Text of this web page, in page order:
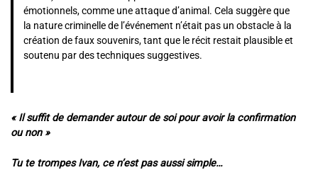
émotionnels, comme une attaque d’animal. Cela suggère que
la nature criminelle de l’événement n’était pas un obstacle à la
création de faux souvenirs, tant que le récit restait plausible et
soutenu par des techniques suggestives.
« Il suffit de demander autour de soi pour avoir la confirmation
ou non »
Tu te trompes Ivan, ce n’est pas aussi simple…